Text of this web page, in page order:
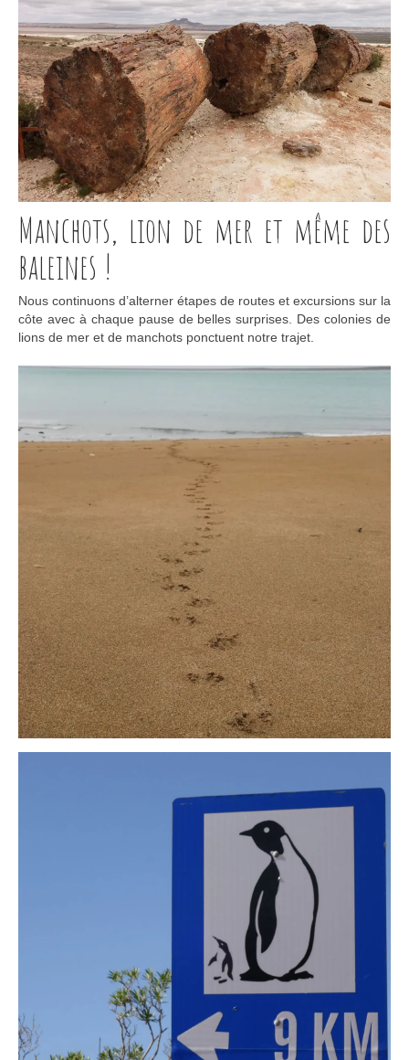
Manchots, lion de mer et même des
baleines !
Nous continuons d’alterner étapes de routes et excursions sur la
côte avec à chaque pause de belles surprises. Des colonies de
lions de mer et de manchots ponctuent notre trajet.